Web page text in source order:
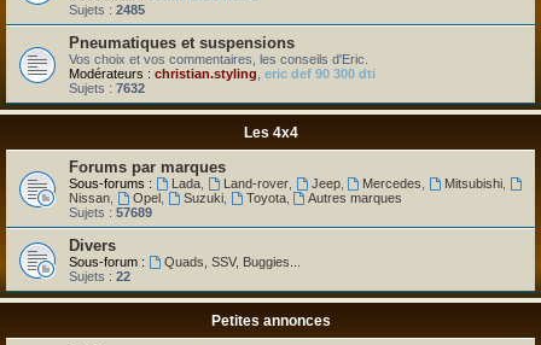
Sujets : 2485
Pneumatiques et suspensions
Vos choix et vos commentaires, les conseils d'Eric.
Modérateurs : christian.styling eric def 90 300 dti
Sujets : 7632
Les 4x4
Forums par marques
Sous-forums : Lada, Land-rover, Jeep, Mercedes Mitsubishi
Nissan
Opel, Suzuki, Toyota,
Autres marques
Sujets : 57689
Divers
Sous-forum :
Quads, SSV, Buggies...
Sujets : 22
Petites annonces